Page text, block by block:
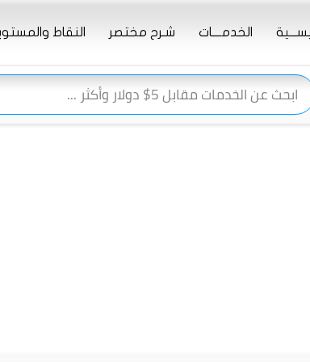
الخدمــــات شـرح مختصر النقاط